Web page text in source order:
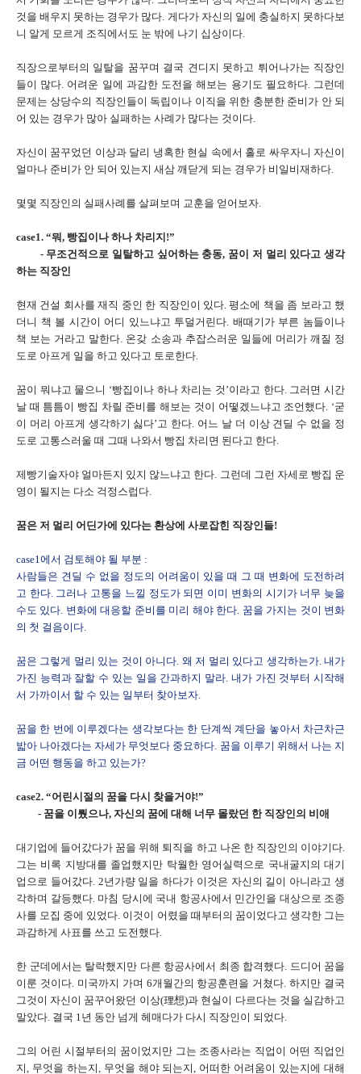
것을 배우지 못하는 경우가 많다. 게다가 자신의 일에 충실하지 못하다보
니 알게 모르게 조직에서도 눈 밖에 나기 십상이다.
직장으로부터의 일탈을 꿈꾸며 결국 견디지 못하고 튀어나가는 직장인
들이 많다. 어려운 일에 과감한 도전을 해보는 용기도 필요하다. 그런데
문제는 상당수의 직장인들이 독립이나 이직을 위한 충분한 준비가 안 되
어 있는 경우가 많아 실패하는 사례가 많다는 것이다.
자신이 꿈꾸었던 이상과 달리 냉혹한 현실 속에서 홀로 싸우자니 자신이
얼마나 준비가 안 되어 있는지 새삼 깨닫게 되는 경우가 비일비재하다.
몇몇 직장인의 실패사례를 살펴보며 교훈을 얻어보자.
case1. “뭐, 빵집이나 하나 차리지!”
- 무조건적으로 일탈하고 싶어하는 충동, 꿈이 저 멀리 있다고 생각
하는 직장인
현재 건설 회사를 재직 중인 한 직장인이 있다. 평소에 책을 좀 보라고 했
더니 책 볼 시간이 어디 있느냐고 투덜거린다. 배때기가 부른 놈들이나
책 보는 거라고 말한다. 온갖 소송과 추잡스러운 일들에 머리가 깨질 정
도로 아프게 일을 하고 있다고 토로한다.
꿈이 뭐냐고 물으니 ‘빵집이나 하나 차리는 것’이라고 한다. 그러면 시간
날 때 틈틈이 빵집 차릴 준비를 해보는 것이 어떻겠느냐고 조언했다. ‘굳
이 머리 아프게 생각하기 싫다’고 한다. 어느 날 더 이상 견딜 수 없을 정
도로 고통스러울 때 그때 나와서 빵집 차리면 된다고 한다.
제빵기술자야 얼마든지 있지 않느냐고 한다. 그런데 그런 자세로 빵집 운
영이 될지는 다소 걱정스럽다.
꿈은 저 멀리 어딘가에 있다는 환상에 사로잡힌 직장인들!
case1에서 검토해야 될 부분 :
사람들은 견딜 수 없을 정도의 어려움이 있을 때 그 때 변화에 도전하려
고 한다. 그러나 고통을 느낄 정도가 되면 이미 변화의 시기가 너무 늦을
수도 있다. 변화에 대응할 준비를 미리 해야 한다. 꿈을 가지는 것이 변화
의 첫 걸음이다.
꿈은 그렇게 멀리 있는 것이 아니다. 왜 저 멀리 있다고 생각하는가. 내가
가진 능력과 잘할 수 있는 일을 간과하지 말라. 내가 가진 것부터 시작해
서 가까이서 할 수 있는 일부터 찾아보자.
꿈을 한 번에 이루겠다는 생각보다는 한 단계씩 계단을 놓아서 차근차근
밟아 나아겠다는 자세가 무엇보다 중요하다. 꿈을 이루기 위해서 나는 지
금 어떤 행동을 하고 있는가?
case2. “어린시절의 꿈을 다시 찾을거야!”
- 꿈을 이뤘으나, 자신의 꿈에 대해 너무 몰랐던 한 직장인의 비애
대기업에 들어갔다가 꿈을 위해 퇴직을 하고 나온 한 직장인의 이야기다.
그는 비록 지방대를 졸업했지만 탁월한 영어실력으로 국내굴지의 대기
업으로 들어갔다. 2년가량 일을 하다가 이것은 자신의 길이 아니라고 생
각하며 갈등했다. 마침 당시에 국내 항공사에서 민간인을 대상으로 조종
사를 모집 중에 있었다. 이것이 어렸을 때부터의 꿈이었다고 생각한 그는
과감하게 사표를 쓰고 도전했다.
한 군데에서는 탈락했지만 다른 항공사에서 최종 합격했다. 드디어 꿈을
이룬 것이다. 미국까지 가며 6개월간의 항공훈련을 거쳤다. 하지만 결국
그것이 자신이 꿈꾸어왔던 이상(理想)과 현실이 다르다는 것을 실감하고
말았다. 결국 1년 동안 넘게 헤매다가 다시 직장인이 되었다.
그의 어린 시절부터의 꿈이었지만 그는 조종사라는 직업이 어떤 직업인
지, 무엇을 하는지, 무엇을 해야 되는지, 어떠한 어려움이 있는지에 대해